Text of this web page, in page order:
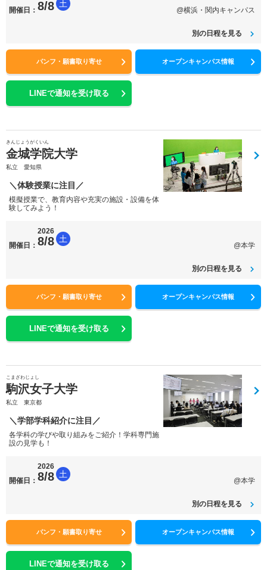
開催日： 8/8 土
@横浜・関内キャンパス
別の日程を見る
パンフ・願書取り寄せ オープンキャンパス情報
LINEで通知を受け取る
きんじょうがくいん
金城学院大学
私立 愛知県
＼体験授業に注目／
模擬授業で、教育内容や充実の施設・設備を体
験してみよう！
開催日：
2026
8/8 土
@本学
別の日程を見る
パンフ・願書取り寄せ オープンキャンパス情報
LINEで通知を受け取る
こまざわじょし
駒沢女子大学
私立 東京都
＼学部学科紹介に注目／
各学科の学びや取り組みをご紹介！学科専門施
設の見学も！
開催日：
2026
8/8 土
@本学
別の日程を見る
パンフ・願書取り寄せ オープンキャンパス情報
LINEで通知を受け取る